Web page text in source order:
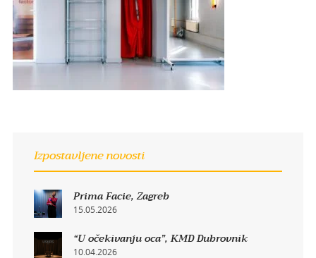
Izpostavljene novosti
Prima Facie, Zagreb
15.05.2026
“U očekivanju oca”, KMD Dubrovnik
10.04.2026